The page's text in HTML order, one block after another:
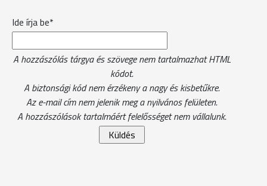
Ide írja be*
A hozzászólás tárgya és szövege nem tartalmazhat HTML
kódot.
A biztonsági kód nem érzékeny a nagy és kisbetűkre.
Az e-mail cím nem jelenik meg a nyilvános felületen.
A hozzászólások tartalmáért felelősséget nem vállalunk.